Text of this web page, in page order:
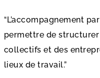
“L’accompagnement
permettre de
collectifs et des
lieux de travail.”